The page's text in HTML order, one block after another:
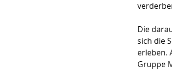
Die
sich die
erleben.
Gruppe